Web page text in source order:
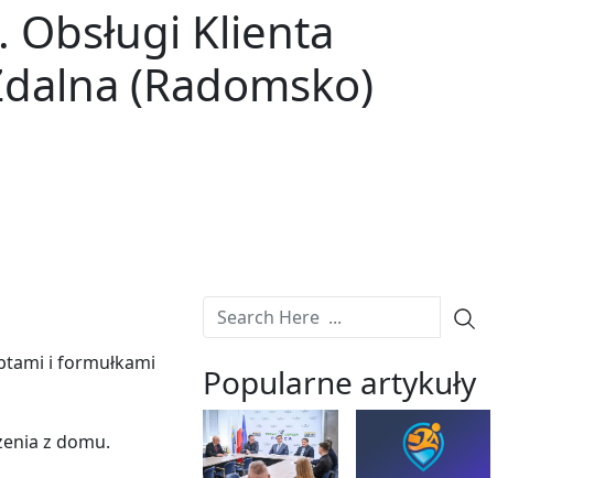
Obsługi Klienta
(Radomsko)
i formułkami
z domu.
Popularne artykuły